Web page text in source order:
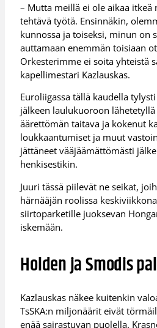
– Mutta meillä ei ole aikaa itkeä
tehtävä työtä. Ensinnäkin,
kunnossa ja toiseksi, minun on
auttamaan enemmän toisiaan
Orkesterimme ei soita yhteistä
kapellimestari Kazlauskas.
Euroliigassa tällä kaudella
jälkeen laulukuoroon lähetetyllä
äärettömän taitava ja kokenut
loukkaantumiset ja muut
jättäneet vääjäämättömästi
henkisestikin.
Juuri tässä piilevät ne seikat,
härnääjän roolissa
siirtoparketille juoksevan
iskemään.
Holden ja Smodis
Kazlauskas näkee kuitenkin
TsSKA:n miljonäärit eivät
enää sairastuvan puolella.